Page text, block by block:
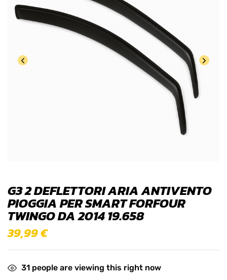
G3 2 DEFLETTORI ARIA ANTIVENTO
PIOGGIA PER SMART FORFOUR
TWINGO DA 2014 19.658
39,99€
31 people are viewing this right now